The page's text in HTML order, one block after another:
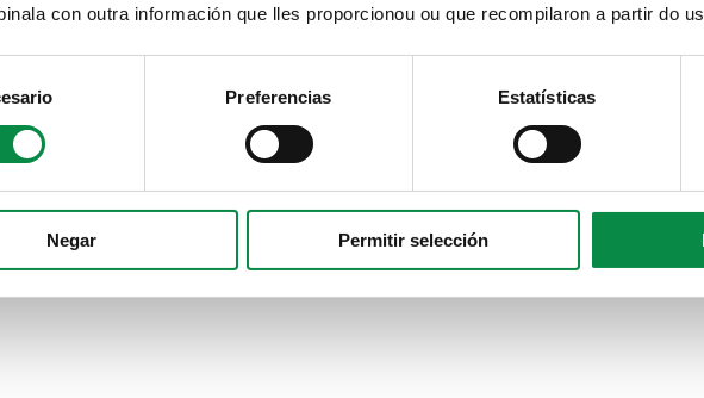
con outra información que lles proporcionou ou que recompilaron a partir do
Preferencias Estatísticas
Negar Permitir selección
Palabras clave
dispoñibles